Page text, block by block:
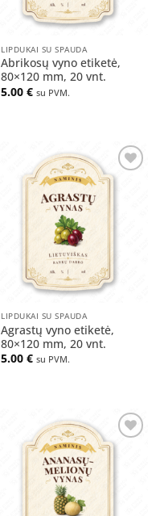
LIPDUKAI SU SPAUDA
Abrikosų vyno etiketė,
80×120 mm, 20 vnt.
5.00€ su PVM.
Pridėti
LIPDUKAI SU SPAUDA
Agrastų vyno etiketė,
80×120 mm, 20 vnt.
5.00€ su PVM.
Pridėti